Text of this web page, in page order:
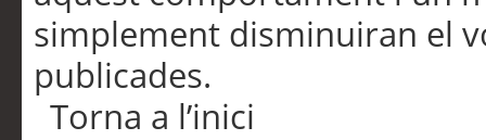
simplement disminuiran el
publicades.
Torna a l’inici